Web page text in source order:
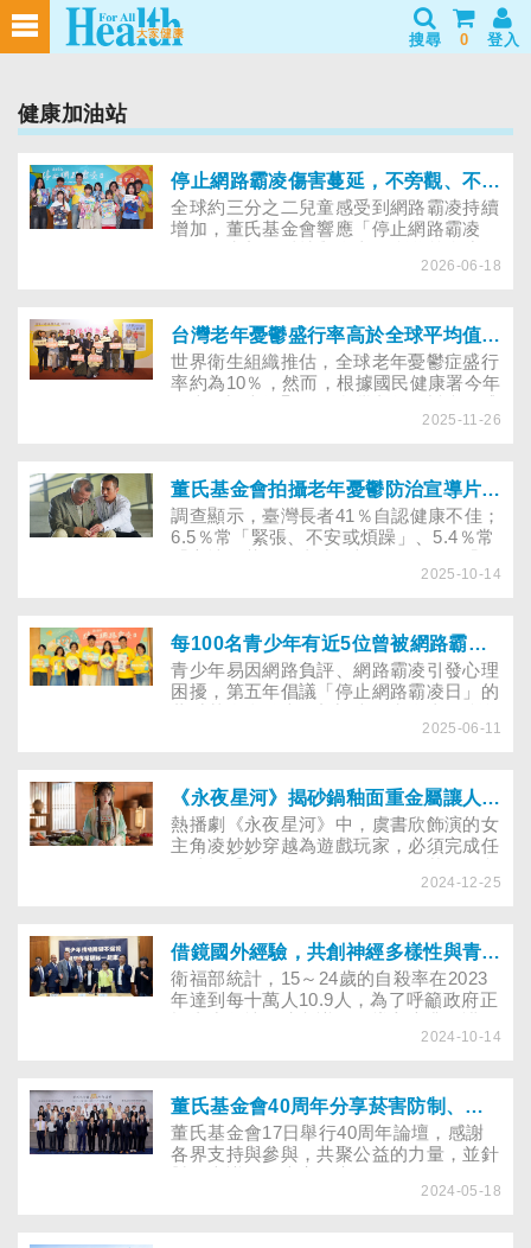
搜尋 0 登入
健康加油站
停止網路霸凌傷害蔓延，不旁觀、不按讚、不轉傳是關鍵
全球約三分之二兒童感受到網路霸凌持續
增加，董氏基金會響應「停止網路霸凌
廣提醒網路霸凌發生時不旁觀、不按讚、
2026-06-18
台灣老年憂鬱盛行率高於全球平均值？董氏基金會推新書和微電影，助民眾相伴樂無憂
世界衛生組織推估，全球老年憂鬱症盛行
率約為10％，然而，根據國民健康署今年
行率約為13.3％，比全球數據還要高，保
民眾預備老年階段的心理健康，董氏基金
會與寶佳公益慈善基金會合作，推出《八
十歲，還能跑跳碰：歲月會增，心不必
老》新書、《你說，我想聽》老年憂鬱防
治微電影，並於今（26）日舉辦發表記者
2025-11-26
董氏基金會拍攝老年憂鬱防治宣導片，籲民眾主動關懷，讓長者願意說
調查顯示，臺灣長者41％自認健康不佳；
6.5％常「緊張、不安或煩躁」、5.4％常
事提不起勁」。隨著年齡增加，憂鬱傾向
妍拍攝老年憂鬱防治宣導片，籲民眾主動
關懷，讓長者說出憂慮
2025-10-14
每100名青少年有近5位曾被網路霸凌，董氏基金會呼籲守住情緒邊界，成為彼此救援
青少年易因網路負評、網路霸凌引發心理
困擾，第五年倡議「停止網路霸凌日」的
校合作，並與退役球星郭泓志共同鼓勵青
2025-06-11
《永夜星河》揭砂鍋釉面重金屬讓人腹痛！燉補怎麼避免吃進有毒金屬中毒
熱播劇《永夜星河》中，虞書欣飾演的女
主角凌妙妙穿越為遊戲玩家，必須完成任
情設定，喝完湯藥腹痛不止，導致妙妙被
到慕瑤腹痛竟是「對砂鍋釉面的重金屬過
敏」，換鍋煮藥才過關！砂鍋是進補或藥
膳的烹煮器具，怎麼避免吃進有毒金屬？
若中毒該如何檢測與排毒？
2024-12-25
借鏡國外經驗，共創神經多樣性與青少年情緒障礙的支持系統
衛福部統計，15～24歲的自殺率在2023
年達到每十萬人10.9人，為了呼籲政府正
今(14)日立委林月琴及范雲偕同台灣認知
盟及董氏基金會，分享青少年在成長階段
可能面臨的情緒障礙問題與專業照護建
議，呼籲政府積極提升青少年情緒障礙照
護資源。
2024-10-14
董氏基金會40周年分享菸害防制、青少年心理健康促進、把關校園餐點的策略與展望
​董氏基金會17日舉行40周年論壇，感謝
各界支持與參與，共聚公益的力量，並針
煙、加熱菸等新型菸品危害與因應策略；
2024-05-18